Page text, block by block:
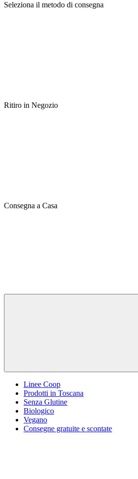
Seleziona il metodo di consegna
Ritiro in Negozio
Consegna a Casa
Linee Coop
Prodotti in Toscana
Senza Glutine
Biologico
Vegano
Consegne gratuite e scontate